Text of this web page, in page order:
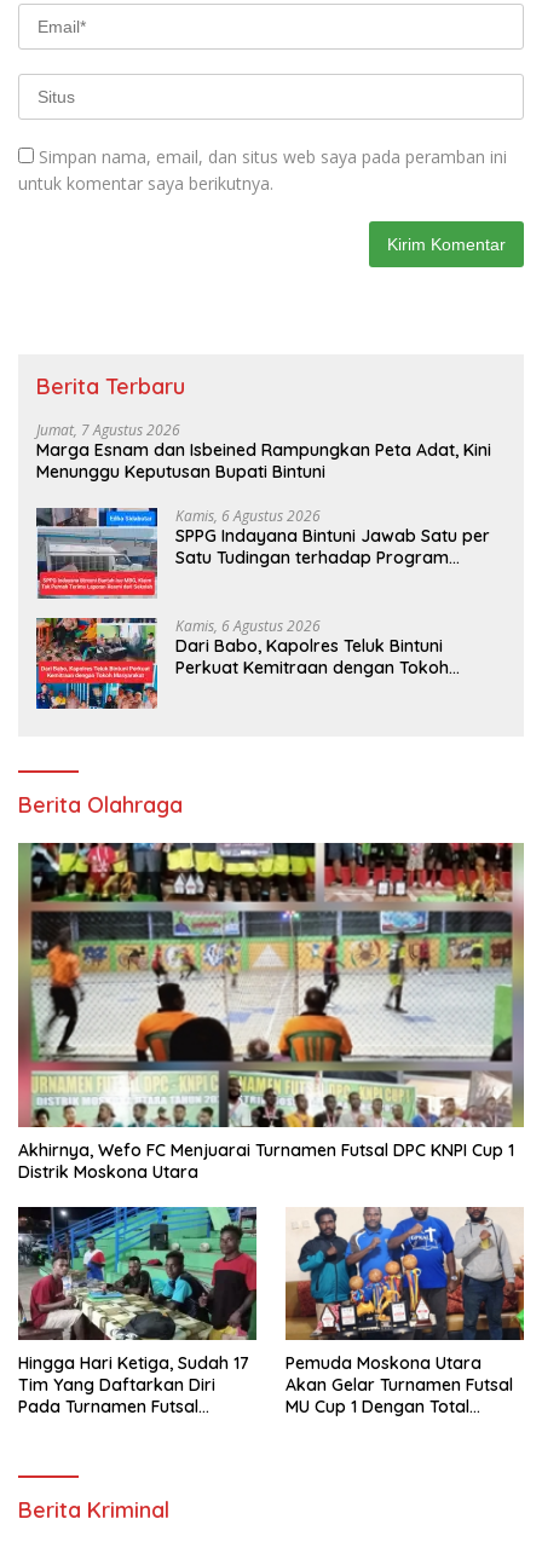
Simpan nama, email, dan situs web saya pada peramban ini
untuk komentar saya berikutnya.
Berita Terbaru
Jumat, 7 Agustus 2026
Marga Esnam dan Isbeined Rampungkan Peta Adat, Kini
Menunggu Keputusan Bupati Bintuni
Kamis, 6 Agustus 2026
SPPG Indayana Bintuni Jawab Satu per
Satu Tudingan terhadap Program
Kamis, 6 Agustus 2026
Dari Babo, Kapolres Teluk Bintuni
Perkuat Kemitraan dengan Tokoh
Berita Olahraga
Akhirnya, Wefo FC Menjuarai Turnamen Futsal DPC KNPI Cup 1
Distrik Moskona Utara
Hingga Hari Ketiga, Sudah 17
Tim Yang Daftarkan Diri
Pada Turnamen Futsal
Pemuda Moskona Utara
Akan Gelar Turnamen Futsal
MU Cup 1 Dengan Total
Berita Kriminal